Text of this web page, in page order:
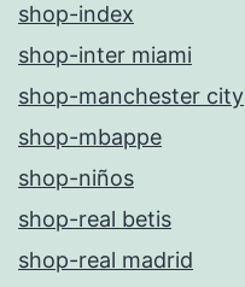
shop-index
shop-inter miami
shop-manchester city
shop-mbappe
shop-niños
shop-real betis
shop-real madrid